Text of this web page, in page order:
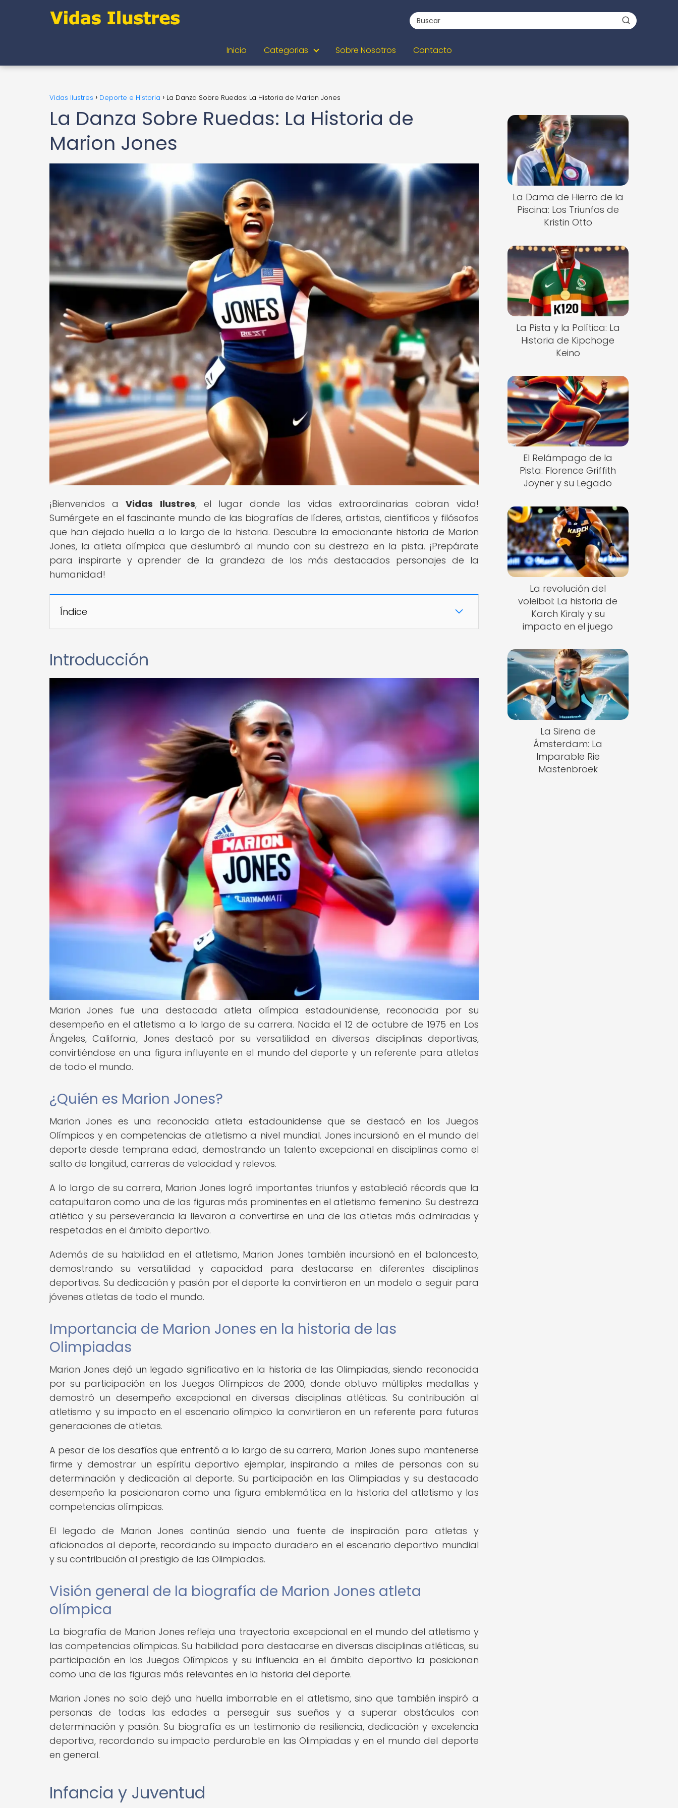
Inicio Categorias Sobre Nosotros Contacto
Vidas Ilustres Deporte e Historia La Danza Sobre Ruedas: La Historia de Marion Jones
La Danza Sobre Ruedas: La Historia de
Marion Jones
¡Bienvenidos aVidas Ilustres, el lugar donde las vidas extraordinarias cobran vida!
Sumérgete en el fascinante mundo de las biografías de líderes, artistas, científicos y filósofos
que han dejado huella a lo largo de la historia. Descubre la emocionante historia de Marion
Jones, la atleta olímpica que deslumbró al mundo con su destreza en la pista. ¡Prepárate
para inspirarte y aprender de la grandeza de los más destacados personajes de la
humanidad!
Índice
Introducción
Marion Jones fue una destacada atleta olímpica estadounidense, reconocida por su
desempeño en el atletismo a lo largo de su carrera. Nacida el 12 de octubre de 1975 en Los
Ángeles, California, Jones destacó por su versatilidad en diversas disciplinas deportivas,
convirtiéndose en una figura influyente en el mundo del deporte y un referente para atletas
de todo el mundo.
¿Quién es Marion Jones?
Marion Jones es una reconocida atleta estadounidense que se destacó en los Juegos
Olímpicos y en competencias de atletismo a nivel mundial. Jones incursionó en el mundo del
deporte desde temprana edad, demostrando un talento excepcional en disciplinas como el
salto de longitud, carreras de velocidad y relevos.
A lo largo de su carrera, Marion Jones logró importantes triunfos y estableció récords que la
catapultaron como una de las figuras más prominentes en el atletismo femenino. Su destreza
atlética y su perseverancia la llevaron a convertirse en una de las atletas más admiradas y
respetadas en el ámbito deportivo.
Además de su habilidad en el atletismo, Marion Jones también incursionó en el baloncesto,
demostrando su versatilidad y capacidad para destacarse en diferentes disciplinas
deportivas. Su dedicación y pasión por el deporte la convirtieron en un modelo a seguir para
jóvenes atletas de todo el mundo.
Importancia de Marion Jones en la historia de las
Olimpiadas
Marion Jones dejó un legado significativo en la historia de las Olimpiadas, siendo reconocida
por su participación en los Juegos Olímpicos de 2000, donde obtuvo múltiples medallas y
demostró un desempeño excepcional en diversas disciplinas atléticas. Su contribución al
atletismo y su impacto en el escenario olímpico la convirtieron en un referente para futuras
generaciones de atletas.
A pesar de los desafíos que enfrentó a lo largo de su carrera, Marion Jones supo mantenerse
firme y demostrar un espíritu deportivo ejemplar, inspirando a miles de personas con su
determinación y dedicación al deporte. Su participación en las Olimpiadas y su destacado
desempeño la posicionaron como una figura emblemática en la historia del atletismo y las
competencias olímpicas.
El legado de Marion Jones continúa siendo una fuente de inspiración para atletas y
aficionados al deporte, recordando su impacto duradero en el escenario deportivo mundial
y su contribución al prestigio de las Olimpiadas.
Visión general de la biografía de Marion Jones atleta
olímpica
La biografía de Marion Jones refleja una trayectoria excepcional en el mundo del atletismo y
las competencias olímpicas. Su habilidad para destacarse en diversas disciplinas atléticas, su
participación en los Juegos Olímpicos y su influencia en el ámbito deportivo la posicionan
como una de las figuras más relevantes en la historia del deporte.
Marion Jones no solo dejó una huella imborrable en el atletismo, sino que también inspiró a
personas de todas las edades a perseguir sus sueños y a superar obstáculos con
determinación y pasión. Su biografía es un testimonio de resiliencia, dedicación y excelencia
deportiva, recordando su impacto perdurable en las Olimpiadas y en el mundo del deporte
en general.
Infancia y Juventud
La Dama de Hierro de la
Piscina: Los Triunfos de
Kristin Otto
La Pista y la Política: La
Historia de Kipchoge
Keino
El Relámpago de la
Pista: Florence Griffith
Joyner y su Legado
La revolución del
voleibol: La historia de
Karch Kiraly y su
impacto en el juego
La Sirena de
Ámsterdam: La
Imparable Rie
Mastenbroek